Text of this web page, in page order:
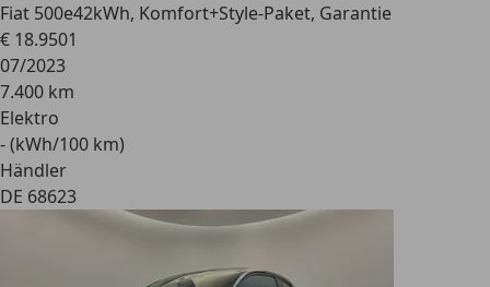
Fiat 500e42kWh, Komfort+Style-Paket, Garantie
€ 18.9501
07/2023
7.400 km
Elektro
- (kWh/100 km)
Händler
DE 68623